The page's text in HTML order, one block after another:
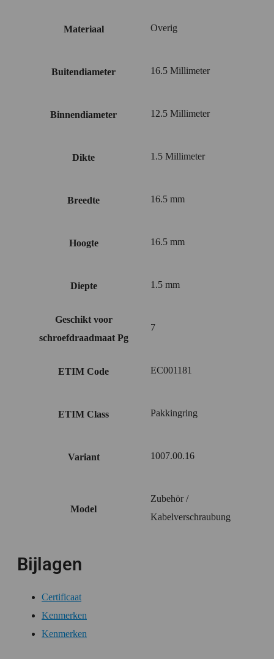
Materiaal Overig
Buitendiameter 16.5 Millimeter
Binnendiameter 12.5 Millimeter
Dikte 1.5 Millimeter
Breedte 16.5 mm
Hoogte 16.5 mm
Diepte 1.5 mm
Geschikt voor
schroefdraadmaat Pg
7
ETIM Code EC001181
ETIM Class Pakkingring
Variant 1007.00.16
Model
Zubehör /
Kabelverschraubung
Bijlagen
Certificaat
Kenmerken
Kenmerken